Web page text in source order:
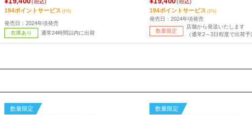
(税込)
194ポイントサービス (1%)
発売日：2024年頃発売
在庫あり
通常24時間以内に出荷
(税込)
194ポイントサービス (1%)
発売日：2024年頃発売
数量限定
店舗から発送いたします
（通常2～3日程度で出荷予
数量限定 数量限定